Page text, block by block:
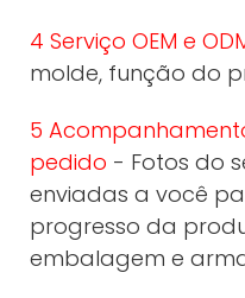
4 Serviço OEM e
molde, função do
5
pedido - Fotos do
enviadas a você
progresso da
embalagem e